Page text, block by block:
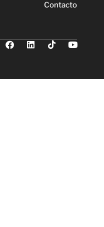
Contacto